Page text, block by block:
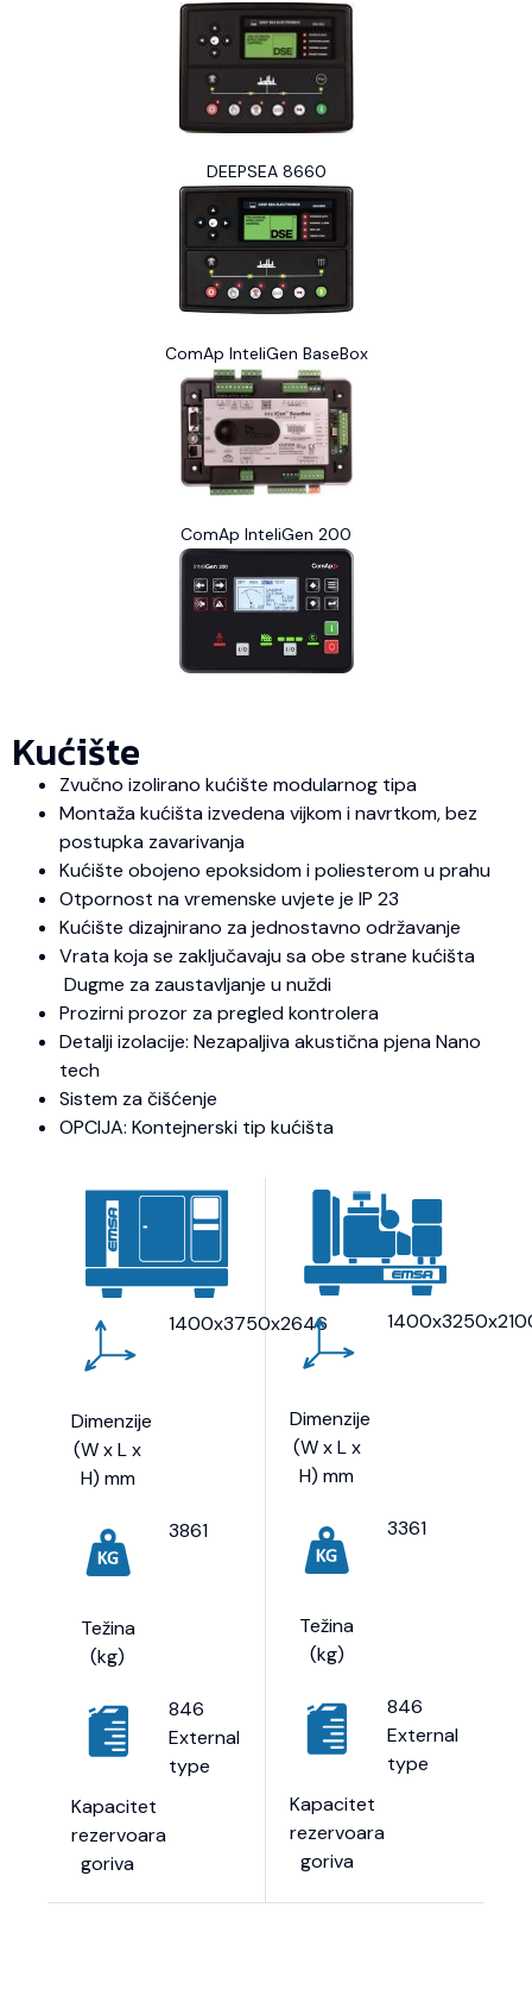
DEEPSEA 8660
ComAp InteliGen BaseBox
ComAp InteliGen 200
Kućište
Zvučno izolirano kućište modularnog tipa
Montaža kućišta izvedena vijkom i navrtkom, bez
postupka zavarivanja
Kućište obojeno epoksidom i poliesterom u prahu
Otpornost na vremenske uvjete je IP 23
Kućište dizajnirano za jednostavno održavanje
Vrata koja se zaključavaju sa obe strane kućišta
Dugme za zaustavljanje u nuždi
Prozirni prozor za pregled kontrolera
Detalji izolacije: Nezapaljiva akustična pjena Nano
tech
Sistem za čišćenje
OPCIJA: Kontejnerski tip kućišta
Dimenzije
(W x L x
H) mm
1400x3750x2646
Težina
(kg)
3861
Kapacitet
rezervoara
goriva
846
External
type
Dimenzije
(W x L x
H) mm
Težina
(kg)
3361
Kapacitet
rezervoara
goriva
846
External
type